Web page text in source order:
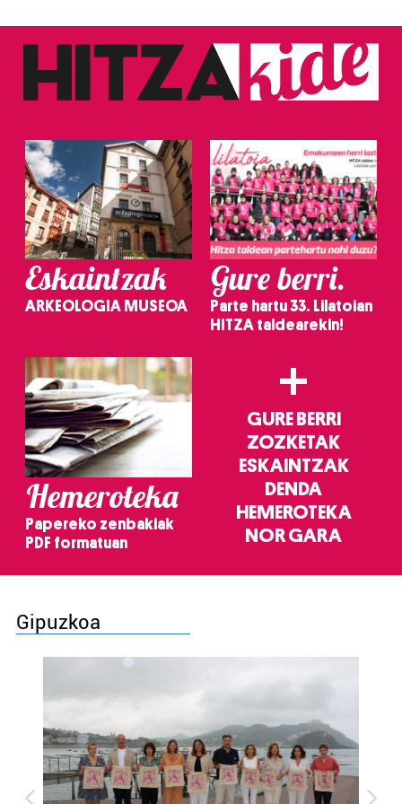
Eskaintzak
ARKEOLOGIA MUSEOA
Gure berri.
Parte hartu 33. Lilatoian
HITZA taldearekin!
Hemeroteka
Papereko zenbakiak
PDF formatuan
+
GURE BERRI
ZOZKETAK
ESKAINTZAK
DENDA
HEMEROTEKA
NOR GARA
Gipuzkoa